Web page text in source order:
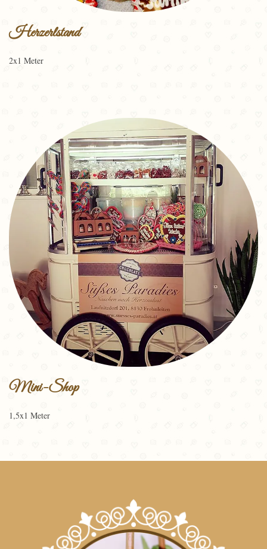
Herzerlstand
2x1 Meter
Mini-Shop
1,5x1 Meter